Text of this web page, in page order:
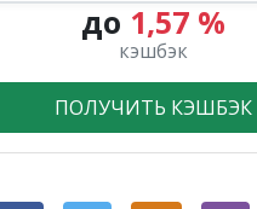
до 1,57 %
кэшбэк
ПОЛУЧИТЬ КЭШБЭК